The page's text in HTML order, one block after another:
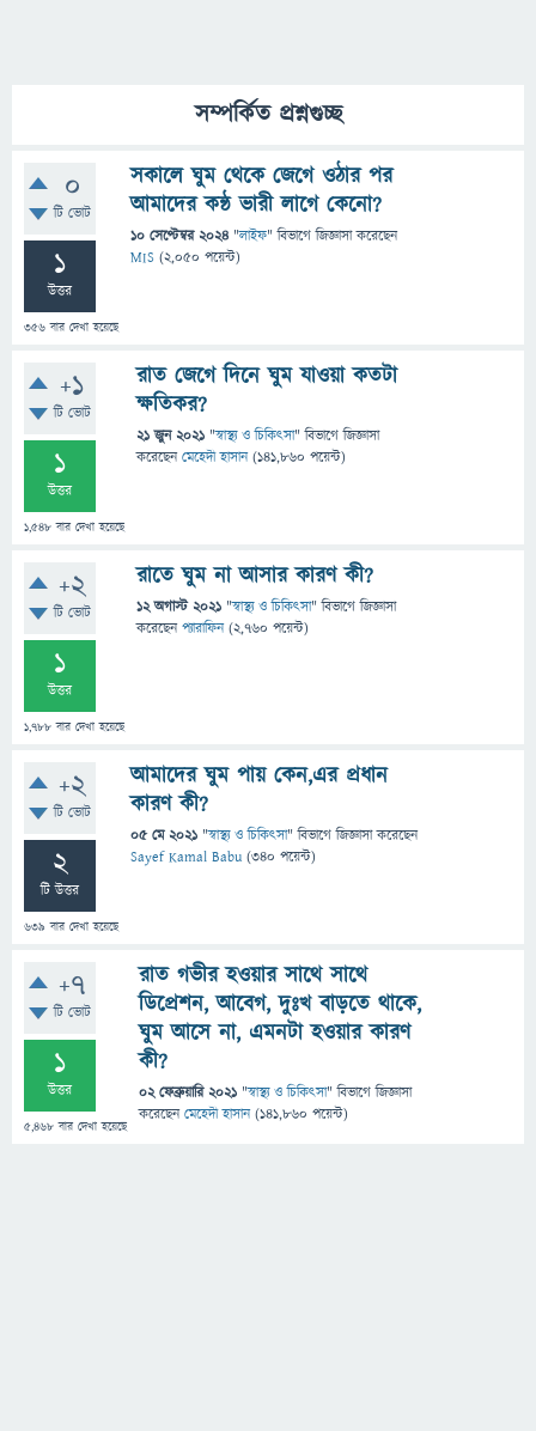
সম্পর্কিত প্রশ্নগুচ্ছ
0
টি ভোট
1
উত্তর
356 বার দেখা হয়েছে
সকালে ঘুম থেকে জেগে ওঠার পর
আমাদের কন্ঠ ভারী লাগে কেনো?
10 সেপ্টেম্বর 2024 "লাইফ" বিভাগে জিজ্ঞাসাকরেছেন
MIS (2,050 পয়েন্ট)
+1
টি ভোট
1
উত্তর
1,548 বার দেখা হয়েছে
রাত জেগে দিনে ঘুম যাওয়া কতটা
ক্ষতিকর?
21 জুন 2021 "স্বাস্থ্য ও চিকিৎসা" বিভাগে জিজ্ঞাসা
করেছেনমেহেদী হাসান (141,860 পয়েন্ট)
+2
টি ভোট
1
উত্তর
1,788 বার দেখা হয়েছে
রাতে ঘুম না আসার কারণ কী?
12 অগাস্ট 2021 "স্বাস্থ্য ও চিকিৎসা" বিভাগে জিজ্ঞাসা
করেছেনপ্যারাফিন (2,760 পয়েন্ট)
+2
টি ভোট
2
টি উত্তর
639 বার দেখা হয়েছে
আমাদের ঘুম পায় কেন,এর প্রধান
কারণ কী?
05 মে 2021 "স্বাস্থ্য ও চিকিৎসা" বিভাগে জিজ্ঞাসাকরেছেন
Sayef Kamal Babu (340 পয়েন্ট)
+7
টি ভোট
1
উত্তর
5,468 বার দেখা হয়েছে
রাত গভীর হওয়ার সাথে সাথে
ডিপ্রেশন, আবেগ, দুঃখ বাড়তে থাকে,
ঘুম আসে না, এমনটা হওয়ার কারণ
কী?
02 ফেব্রুয়ারি 2021 "স্বাস্থ্য ও চিকিৎসা" বিভাগে জিজ্ঞাসা
করেছেনমেহেদী হাসান (141,860 পয়েন্ট)